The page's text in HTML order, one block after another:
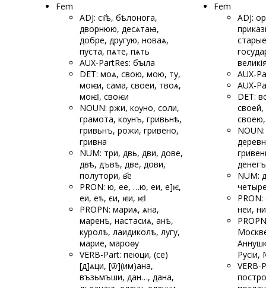
Fem
ADJ: ст҃ѣ, бѣлонога,
дворнюю, десѧтаꙗ,
добре, другую, новаѧ,
пуста, пѧте, пѧть
AUX-PartRes: бꙑла
DET: моѧ, свою, мою, ту,
моѥи, сама, своеи, твоѧ,
моѥӏ, своѥи
NOUN: ржи, кѹно, соли,
грамота, кѹнъ, гривьнѣ,
гривьнъ, рожи, гривено,
гривна
NUM: три, двь, дви, дове,
двѣ, дъвѣ, две, дови,
полутори, в҃е
PRON: ю, ее, …ю, еи, е]ѥ,
еи, еѣ, єи, ѥи, ѥӏ
PROPN: мариѧ, ѧна,
маренѣ, настасиѧ, анѣ,
куролѣ, лаидиколѣ, лугу,
марие, мароѳу
VERB-Part: пеюци, (се)
[д]ѧци, [ѿ](им)ана,
възьмъши, дан…, дана,
Fem
ADJ:
AUX-
AUX-
DET:
своей,
NUM:
неи,
Русіи,
VERB-